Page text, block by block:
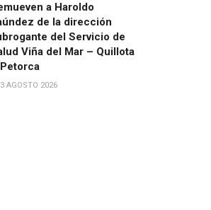
a Haroldo
de la dirección
del Servicio de
Viña del Mar – Quillota
3 AGOSTO 2026